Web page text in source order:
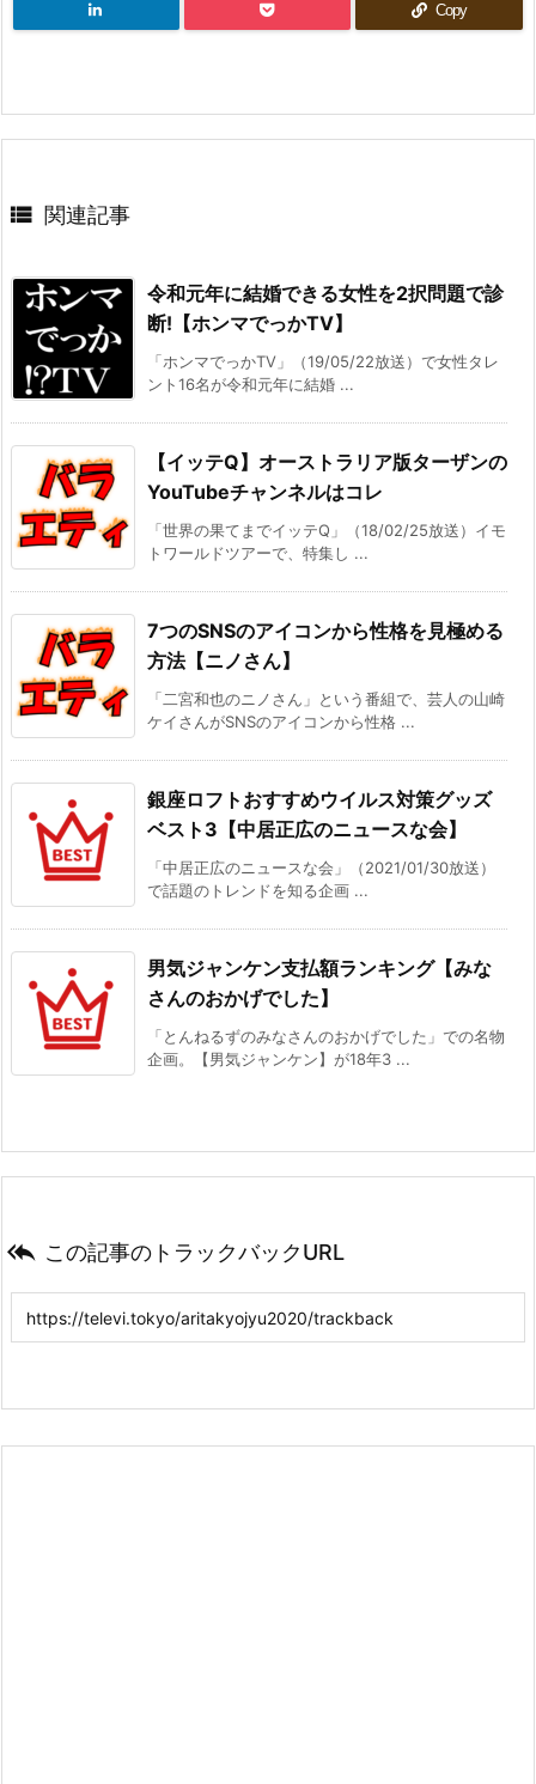
Copy
 関連記事
令和元年に結婚できる女性を2択問題で診
断!【ホンマでっかTV】
「ホンマでっかTV」（19/05/22放送）で女性タレ
ント16名が令和元年に結婚 ...
【イッテQ】オーストラリア版ターザンの
YouTubeチャンネルはコレ
「世界の果てまでイッテQ」（18/02/25放送）イモ
トワールドツアーで、特集し ...
7つのSNSのアイコンから性格を見極める
方法【ニノさん】
「二宮和也のニノさん」という番組で、芸人の山崎
ケイさんがSNSのアイコンから性格 ...
銀座ロフトおすすめウイルス対策グッズ
ベスト3【中居正広のニュースな会】
「中居正広のニュースな会」（2021/01/30放送）
で話題のトレンドを知る企画 ...
男気ジャンケン支払額ランキング【みな
さんのおかげでした】
「とんねるずのみなさんのおかげでした」での名物
企画。【男気ジャンケン】が18年3 ...
 この記事のトラックバックURL